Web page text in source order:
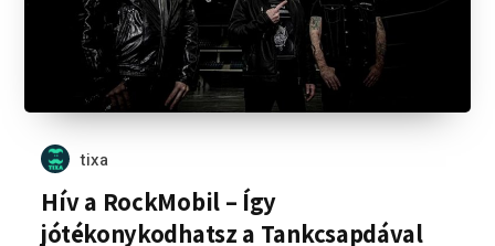
tixa
Hív a RockMobil – Így
jótékonykodhatsz a Tankcsapdával